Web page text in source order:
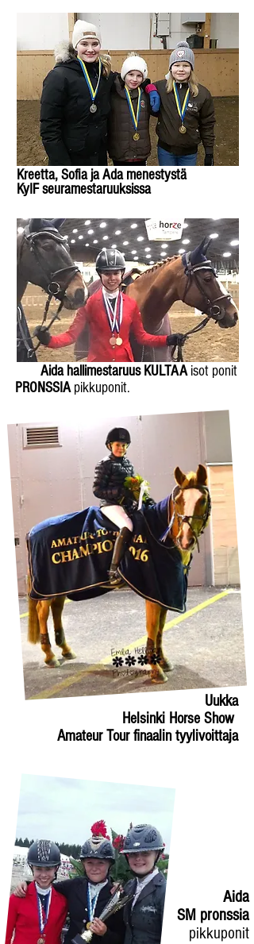
Kreetta, Sofia ja Ada menestystä
KyIFseuramestaruuksissa
Aida hallimestaruus KULTAAisot ponit
PRONSSIApikkuponit.
Uukka
Helsinki Horse Show
Amateur Tour finaalin tyylivoittaja
Aida
SM pronssia
pikkuponit